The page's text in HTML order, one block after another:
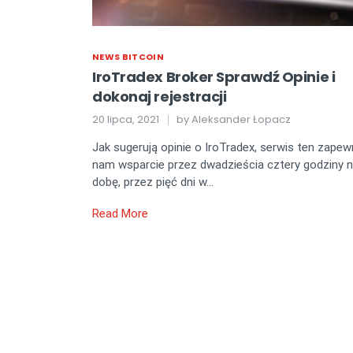
NEWS BITCOIN
IroTradex Broker Sprawdź Opinie i
dokonaj rejestracji
20 lipca, 2021 byAleksander Łopacz
Jak sugerują opinie o IroTradex, serwis ten
nam wsparcie przez dwadzieścia cztery godziny
dobę, przez pięć dni w…
Read More